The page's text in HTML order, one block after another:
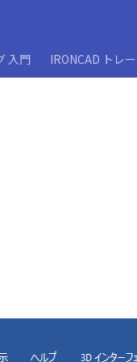
入門 IRONCAD トレ